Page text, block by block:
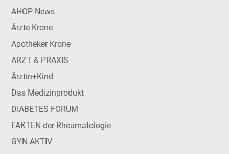
AHOP-News
Ärzte Krone
Apotheker Krone
ARZT & PRAXIS
Ärztin+Kind
Das Medizinprodukt
DIABETES FORUM
FAKTEN der Rheumatologie
GYN-AKTIV